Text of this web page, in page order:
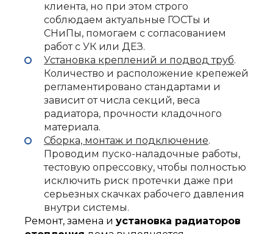
клиента, но при этом строго
соблюдаем актуальные ГОСТы и
СНиПы, помогаем с согласованием
работ с УК или ДЕЗ.
Установка креплений и подвод труб.
Количество и расположение крепежей
регламентировано стандартами и
зависит от числа секций, веса
радиатора, прочности кладочного
материала.
Сборка, монтаж и подключение.
Проводим пуско-наладочные работы,
тестовую опрессовку, чтобы полностью
исключить риск протечки даже при
серьезных скачках рабочего давления
внутри системы.
Ремонт, замена и установка радиаторов